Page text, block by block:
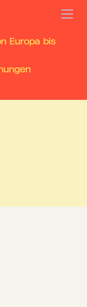
Europa bis